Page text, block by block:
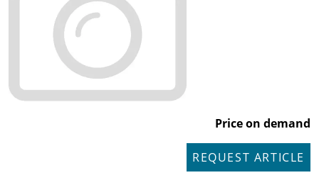
Price on demand
REQUEST ARTICLE